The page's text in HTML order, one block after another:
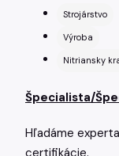
Strojárstvo
Výroba
Nitriansky
Špecialista/
Hľadáme
certifikácie.